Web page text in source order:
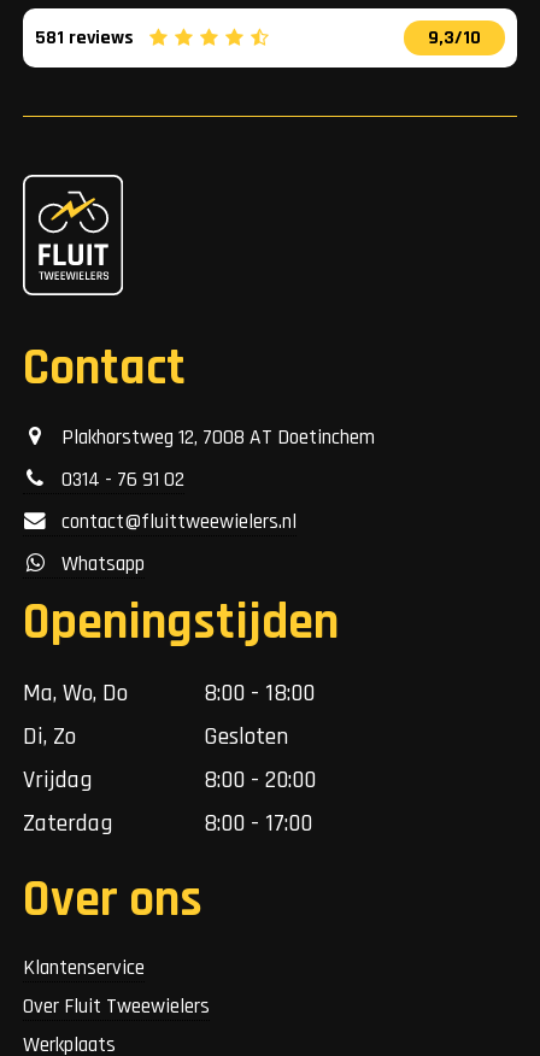
581 reviews 9,3/10
Contact
Plakhorstweg 12, 7008 AT Doetinchem
0314 - 76 91 02
contact@fluittweewielers.nl
Whatsapp
Openingstijden
Ma, Wo, Do
8:00 - 18:00
Di, Zo
Gesloten
Vrijdag
8:00 - 20:00
Zaterdag
8:00 - 17:00
Over ons
Klantenservice
Over Fluit Tweewielers
Werkplaats